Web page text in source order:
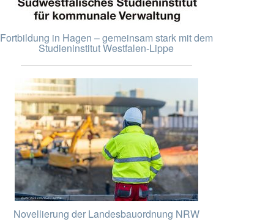
Fortbildung in Hagen – gemeinsam stark mit dem
Studieninstitut Westfalen-Lippe
Novellierung der Landesbauordnung NRW